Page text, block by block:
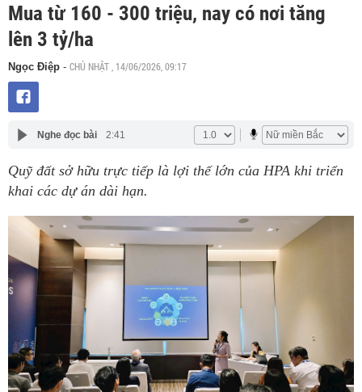
Mua từ 160 - 300 triệu, nay có nơi tăng
lên 3 tỷ/ha
Ngọc Điệp - CHỦ NHẬT , 14/06/2026, 09:17
Nghe đọc bài 2:41
Quỹ đất sở hữu trực tiếp là lợi thế lớn của HPA khi triển
khai các dự án dài hạn.